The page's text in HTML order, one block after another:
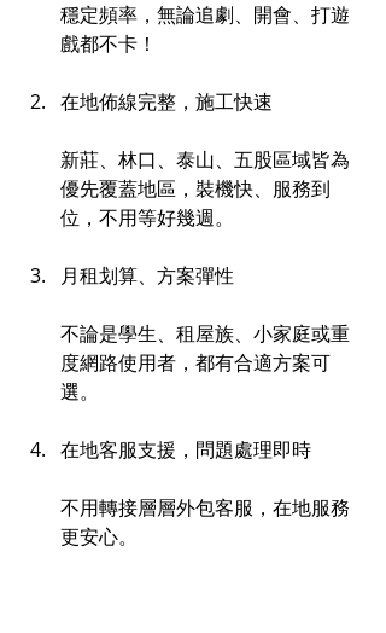
穩定頻率，無論追劇、開會、打遊
戲都不卡！
在地佈線完整，施工快速
新莊、林口、泰山、五股區域皆為
優先覆蓋地區，裝機快、服務到
位，不用等好幾週。
月租划算、方案彈性
不論是學生、租屋族、小家庭或重
度網路使用者，都有合適方案可
選。
在地客服支援，問題處理即時
不用轉接層層外包客服，在地服務
更安心。